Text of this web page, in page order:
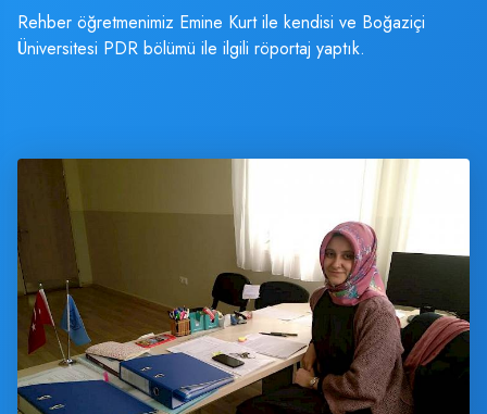
Rehber öğretmenimiz Emine Kurt ile kendisi ve Boğaziçi
Üniversitesi PDR bölümü ile ilgili röportaj yaptık.